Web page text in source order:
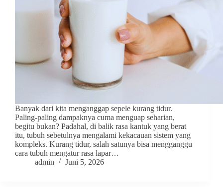
Banyak dari kita menganggap sepele kurang tidur.
Paling-paling dampaknya cuma menguap seharian,
begitu bukan? Padahal, di balik rasa kantuk yang berat
itu, tubuh sebetulnya mengalami kekacauan sistem yang
kompleks. Kurang tidur, salah satunya bisa mengganggu
cara tubuh mengatur rasa lapar…
admin
Juni 5, 2026